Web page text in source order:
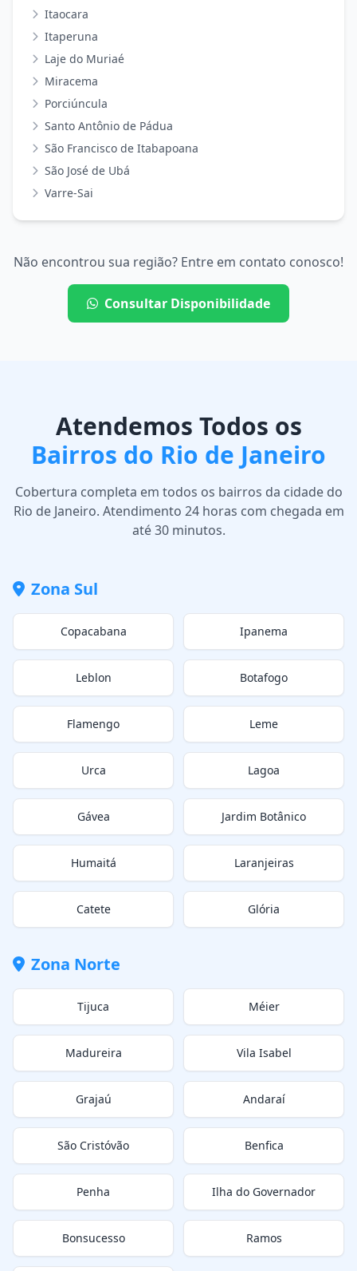
Itaocara
Itaperuna
Laje do Muriaé
Miracema
Porciúncula
Santo Antônio de Pádua
São Francisco de Itabapoana
São José de Ubá
Varre-Sai
Não encontrou sua região? Entre em contato conosco!
Consultar Disponibilidade
Atendemos Todos os
Bairros do Rio de Janeiro
Cobertura completa em todos os bairros da cidade do
Rio de Janeiro. Atendimento 24 horas com chegada em
até 30 minutos.
Zona Sul
Copacabana Ipanema
Leblon Botafogo
Flamengo Leme
Urca Lagoa
Gávea Jardim Botânico
Humaitá Laranjeiras
Catete Glória
Zona Norte
Tijuca Méier
Madureira Vila Isabel
Grajaú Andaraí
São Cristóvão Benfica
Penha Ilha do Governador
Bonsucesso Ramos